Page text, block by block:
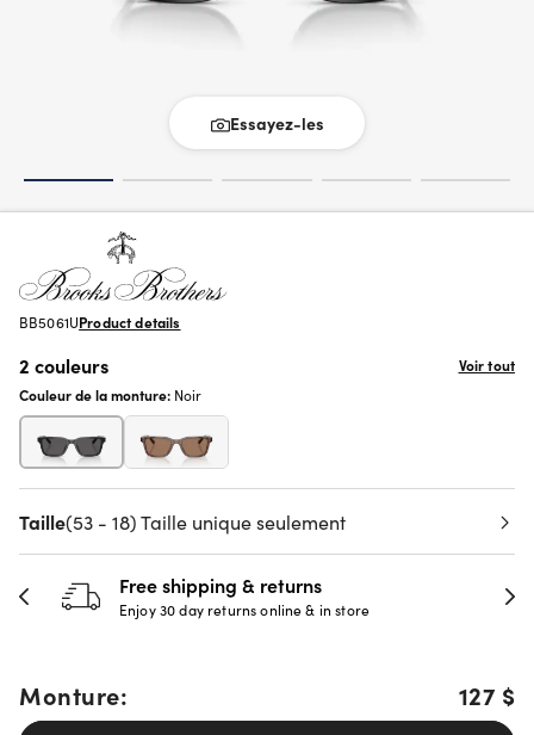
Essayez-les
BB5061UProduct details
2 couleurs
Voir tout
Couleur de la monture: Noir
Taille(53 - 18) Taille unique seulement
Free shipping & returns
Enjoy 30 day returns online & in store
Monture: 127 $